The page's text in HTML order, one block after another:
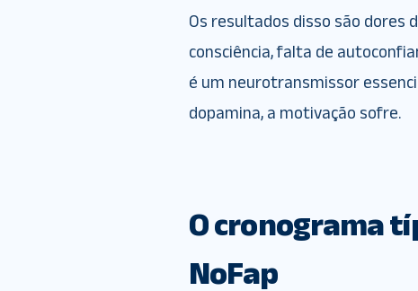
Os resultados disso são dores
consciência, falta de
é um neurotransmissor
dopamina, a motivação sofre.
O cronograma
NoFap